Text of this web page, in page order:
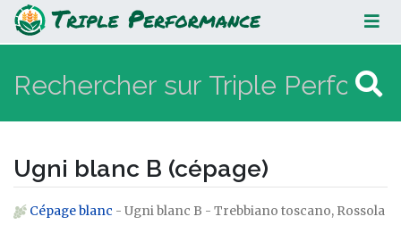
Ugni blanc B (cépage)
Ugni blanc B (cépage)
Aller à :navigation,rechercher
Cépage blanc - Ugni blanc B - Trebbiano toscano, Rossola